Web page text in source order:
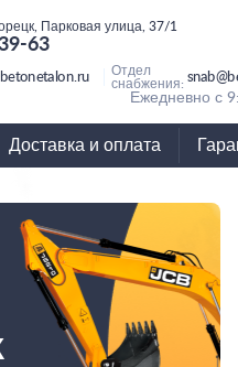
Парковая улица, 37/1
63
Отдел
снабжения:
Ежедневно с
Доставка и оплата